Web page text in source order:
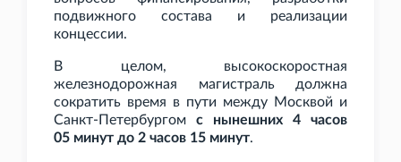
подвижного состава и реализации
концессии.
В целом, высокоскоростная
железнодорожная магистраль должна
сократить время в пути между Москвой и
Санкт-Петербургом с нынешних 4
часов
05 минут до 2 часов 15 минут.